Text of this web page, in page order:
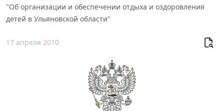
"Об организации и обеспечении отдыха и оздоровления
детей в Ульяновской области"
17 апреля 2010